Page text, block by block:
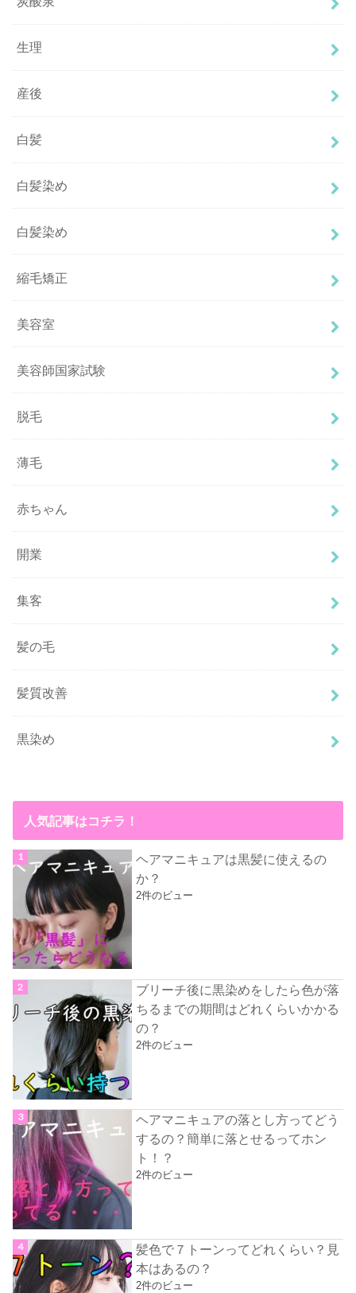
生理
産後
白髪
白髪染め
白髪染め
縮毛矯正
美容室
美容師国家試験
脱毛
薄毛
赤ちゃん
開業
集客
髪の毛
髪質改善
黒染め
人気記事はコチラ！
ヘアマニキュアは黒髪に使えるの
か？
2件のビュー
ブリーチ後に黒染めをしたら色が落
ちるまでの期間はどれくらいかかる
の？
2件のビュー
ヘアマニキュアの落とし方ってどう
するの？簡単に落とせるってホン
ト！？
2件のビュー
髪色で７トーンってどれくらい？見
本はあるの？
2件のビュー